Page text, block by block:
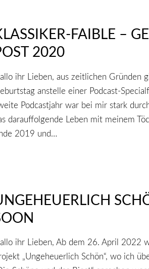
FAIBLE –
2020
ihr Lieben, aus zeitlichen Gründen
anstelle einer Podcast-
Podcastjahr war bei mir stark
darauffolgende Leben mit meinem
2019 und…
ihr Lieben, Ab dem 26. April 2022
„Ungeheuerlich Schön“, wo ich